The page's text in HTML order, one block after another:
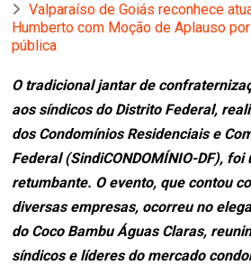
Valparaíso de Goiás reconhece
Humberto com Moção de Aplauso
pública
O tradicional jantar de
aos síndicos do Distrito Federal,
dos Condomínios Residenciais e
Federal (SindiCONDOMÍNIO-DF), foi
retumbante. O evento, que contou
diversas empresas, ocorreu no
do Coco Bambu Águas Claras,
síndicos e líderes do mercado